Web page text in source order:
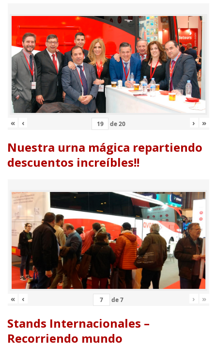
« ‹ de20 › »
Nuestra urna mágica repartiendo
descuentos increíbles!!
« ‹ de7 › »
Stands Internacionales –
Recorriendo mundo